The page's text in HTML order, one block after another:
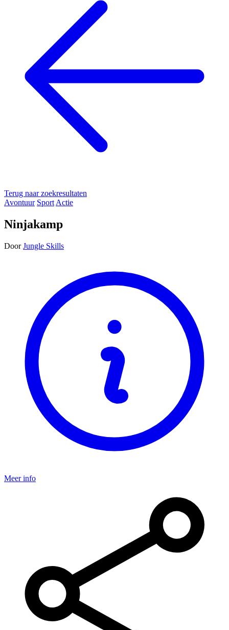
Terug naar zoekresultaten
Avontuur Sport Actie
Ninjakamp
Door Jungle Skills
Meer info